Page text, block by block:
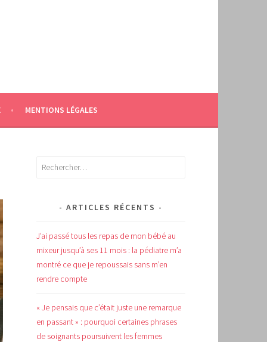
MENTIONS LÉGALES
Rechercher :
ARTICLES RÉCENTS
J’ai passé tous les repas de mon bébé au
mixeur jusqu’à ses 11 mois : la pédiatre m’a
montré ce que je repoussais sans m’en
rendre compte
« Je pensais que c’était juste une remarque
en passant » : pourquoi certaines phrases
de soignants poursuivent les femmes